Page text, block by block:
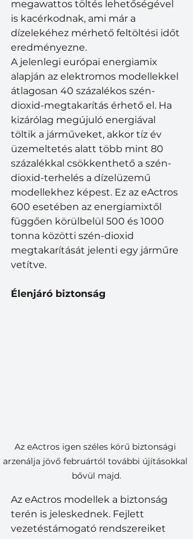
megawattos töltés lehetőségével
is kacérkodnak, ami már a
dízelekéhez mérhető feltöltési időt
eredményezne.
A jelenlegi európai energiamix
alapján az elektromos modellekkel
átlagosan 40 százalékos szén-
dioxid-megtakarítás érhető el. Ha
kizárólag megújuló energiával
töltik a járműveket, akkor tíz év
üzemeltetés alatt több mint 80
százalékkal csökkenthető a szén-
dioxid-terhelés a dízelüzemű
modellekhez képest. Ez az eActros
600 esetében az energiamixtől
függően körülbelül 500 és 1000
tonna közötti szén-dioxid
megtakarítását jelenti egy járműre
vetítve.
Élenjáró biztonság
Az eActros igen széles körű biztonsági
arzenálja jövő februártól további újításokkal
bővül majd.
Az eActros modellek a biztonság
terén is jeleskednek. Fejlett
vezetéstámogató rendszereiket